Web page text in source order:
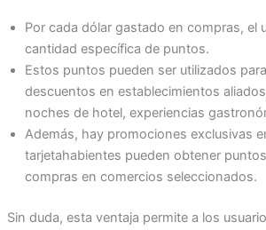
Por cada dólar gastado en compras, el
cantidad específica de puntos.
Estos puntos pueden ser utilizados
descuentos en establecimientos
noches de hotel, experiencias
Además, hay promociones exclusivas
tarjetahabientes pueden obtener
compras en comercios seleccionados.
Sin duda, esta ventaja permite a los